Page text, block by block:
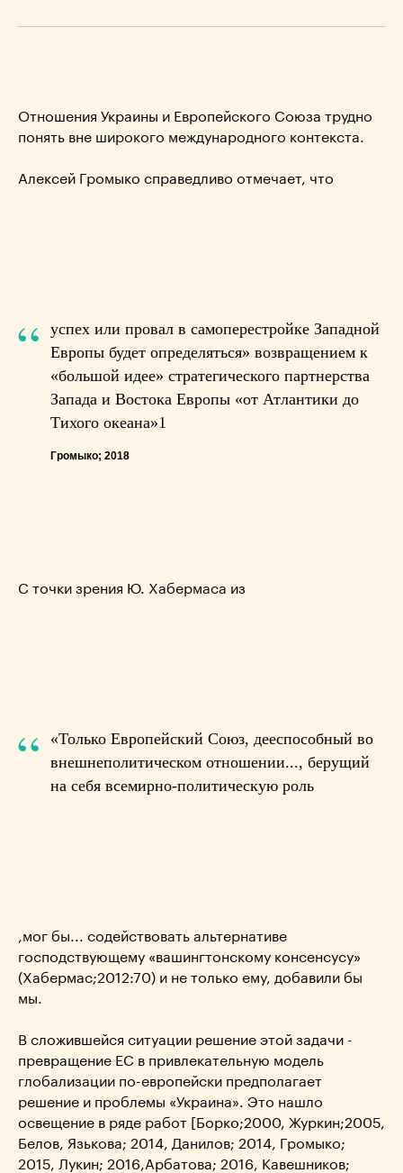
Отношения Украины и Европейского Союза трудно
понять вне широкого международного контекста.
Алексей Громыко справедливо отмечает, что
“
успех или провал в самоперестройке Западной
Европы будет определяться» возвращением к
«большой идее» стратегического партнерства
Запада и Востока Европы «от Атлантики до
Тихого океана»1
Громыко; 2018
С точки зрения Ю. Хабермаса из
“
«Только Европейский Союз, дееспособный во
внешнеполитическом отношении..., берущий
на себя всемирно-политическую роль
,мог бы... содействовать альтернативе
господствующему «вашингтонскому консенсусу»
(Хабермас;2012:70) и не только ему, добавили бы
мы.
В сложившейся ситуации решение этой задачи -
превращение ЕС в привлекательную модель
глобализации по-европейски предполагает
решение и проблемы «Украина». Это нашло
освещение в ряде работ [Борко;2000, Журкин;2005,
Белов, Язькова; 2014, Данилов; 2014, Громыко;
2015, Лукин; 2016,Арбатова; 2016, Кавешников;